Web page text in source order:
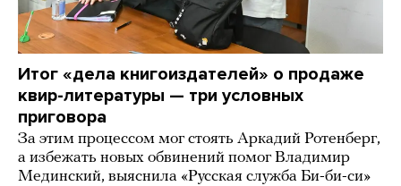
Итог «дела книгоиздателей» о продаже
квир-литературы — три условных
приговора
За этим процессом мог стоять Аркадий Ротенберг,
а избежать новых обвинений помог Владимир
Мединский, выяснила «Русская служба Би-би-си»